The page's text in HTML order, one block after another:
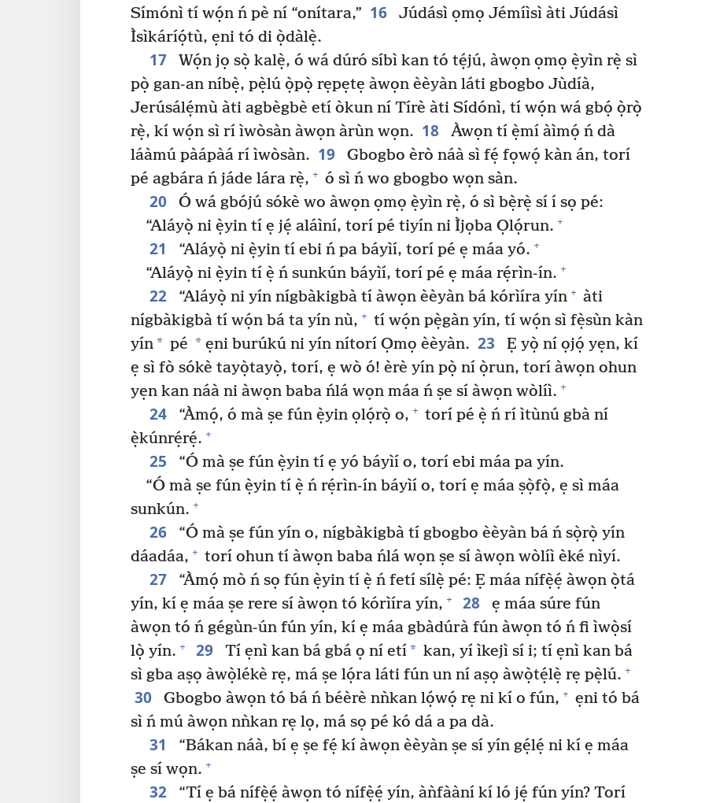
Símónì tí wọ́n ń pè ní “onítara,” 16
Júdásì ọmọ Jémíìsì àti Júdásì
Ìsìkáríọ́tù, ẹni tó di ọ̀dàlẹ̀.
17
Wọ́n jọ sọ̀ kalẹ̀, ó wá dúró síbì kan tó tẹ́jú, àwọn ọmọ ẹ̀yìn rẹ̀ sì
pọ̀ gan-an níbẹ̀, pẹ̀lú ọ̀pọ̀ rẹpẹtẹ àwọn èèyàn láti gbogbo Jùdíà,
Jerúsálẹ́mù àti agbègbè etí òkun ní Tírè àti Sídónì, tí wọ́n wá gbọ́ ọ̀rọ̀
rẹ̀, kí wọ́n sì rí ìwòsàn àwọn àrùn wọn. 18
Àwọn tí ẹ̀mí àìmọ́ ń dà
láàmú pàápàá rí ìwòsàn. 19
Gbogbo èrò náà sì fẹ́ fọwọ́ kàn án, torí
pé agbára ń jáde lára rẹ̀, + ó sì ń wo gbogbo wọn sàn.
20
Ó wá gbójú sókè wo àwọn ọmọ ẹ̀yìn rẹ̀, ó sì bẹ̀rẹ̀ sí í sọ pé:
“Aláyọ̀ ni ẹ̀yin tí ẹ jẹ́ aláìní, torí pé tiyín ni Ìjọba Ọlọ́run. +
21 “Aláyọ̀ ni ẹ̀yin tí ebi ń pa báyìí, torí pé ẹ máa yó. +
“Aláyọ̀ ni ẹ̀yin tí ẹ̀ ń sunkún báyìí, torí pé ẹ máa rẹ́rìn-ín. +
22 “Aláyọ̀ ni yín nígbàkigbà tí àwọn èèyàn bá kórìíra yín + àti
nígbàkigbà tí wọ́n bá ta yín nù, + tí wọ́n pẹ̀gàn yín, tí wọ́n sì fẹ̀sùn kàn
yín* pé * ẹni burúkú ni yín nítorí Ọmọ èèyàn. 23
Ẹ yọ̀ ní ọjọ́ yẹn, kí
ẹ sì fò sókè tayọ̀tayọ̀, torí, ẹ wò ó! èrè yín pọ̀ ní ọ̀run, torí àwọn ohun
yẹn kan náà ni àwọn baba ńlá wọn máa ń ṣe sí àwọn wòlíì. +
24 “Àmọ́, ó mà ṣe fún ẹ̀yin ọlọ́rọ̀ o, + torí pé ẹ̀ ń rí ìtùnú gbà ní
ẹ̀kúnrẹ́rẹ́. +
25
“Ó mà ṣe fún ẹ̀yin tí ẹ yó báyìí o, torí ebi máa pa yín.
“Ó mà ṣe fún ẹ̀yin tí ẹ̀ ń rẹ́rìn-ín báyìí o, torí ẹ máa ṣọ̀fọ̀, ẹ sì máa
sunkún. +
26
“Ó mà ṣe fún yín o, nígbàkigbà tí gbogbo èèyàn bá ń sọ̀rọ̀ yín
dáadáa, + torí ohun tí àwọn baba ńlá wọn ṣe sí àwọn wòlíì èké nìyí.
27
“Àmọ́ mò ń sọ fún ẹ̀yin tí ẹ̀ ń fetí sílẹ̀ pé: Ẹ máa nífẹ̀ẹ́ àwọn ọ̀tá
yín, kí ẹ máa ṣe rere sí àwọn tó kórìíra yín, + 28
ẹ máa súre fún
àwọn tó ń gégùn-ún fún yín, kí ẹ máa gbàdúrà fún àwọn tó ń fi ìwọ̀sí
lọ̀ yín. + 29 Tí ẹnì kan bá gbá ọ ní etí* kan, yí ìkejì sí i; tí ẹnì kan bá
sì gba aṣọ àwọ̀lékè rẹ, má ṣe lọ́ra láti fún un ní aṣọ àwọ̀tẹ́lẹ̀ rẹ pẹ̀lú. +
30 Gbogbo àwọn tó bá ń béèrè nǹkan lọ́wọ́ rẹ ni kí o fún, + ẹni tó bá
sì ń mú àwọn nǹkan rẹ lọ, má sọ pé kó dá a pa dà.
31
“Bákan náà, bí ẹ ṣe fẹ́ kí àwọn èèyàn ṣe sí yín gẹ́lẹ́ ni kí ẹ máa
ṣe sí wọn. +
32
“Tí ẹ bá nífẹ̀ẹ́ àwọn tó nífẹ̀ẹ́ yín, àǹfààní kí ló jẹ́ fún yín? Torí